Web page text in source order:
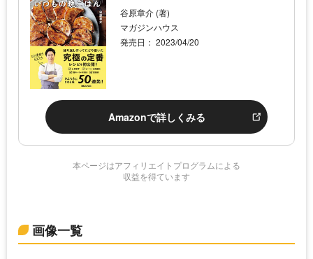
谷原章介 (著)
マガジンハウス
発売日： 2023/04/20
Amazonで詳しくみる
本ページはアフィリエイトプログラムによる
収益を得ています
画像一覧